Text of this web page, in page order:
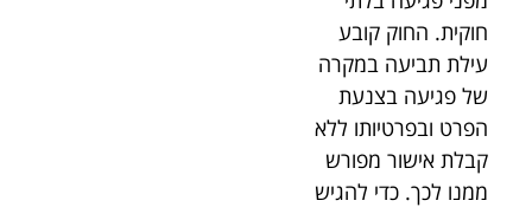
חוקית. החוק קובע
עילת תביעה במקרה
של פגיעה בצנעת
הפרט ובפרטיותו ללא
קבלת אישור מפורש
ממנו לכך. כדי להגיש